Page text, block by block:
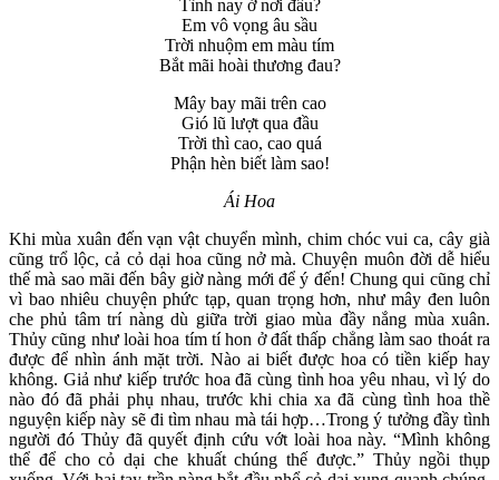
Tình nay ở nơi đâu?
Em vô vọng âu sầu
Trời nhuộm em màu tím
Bắt mãi hoài thương đau?
Mây bay mãi trên cao
Gió lũ lượt qua đầu
Trời thì cao, cao quá
Phận hèn biết làm sao!
Ái Hoa
Khi mùa xuân đến vạn vật chuyển mình, chim chóc vui ca, cây già
cũng trổ lộc, cả cỏ dại hoa cũng nở mà. Chuyện muôn đời dễ hiểu
thế mà sao mãi đến bây giờ nàng mới để ý đến! Chung qui cũng chỉ
vì bao nhiêu chuyện phức tạp, quan trọng hơn, như mây đen luôn
che phủ tâm trí nàng dù giữa trời giao mùa đầy nắng mùa xuân.
Thủy cũng như loài hoa tím tí hon ở đất thấp chẳng làm sao thoát ra
được để nhìn ánh mặt trời. Nào ai biết được hoa có tiền kiếp hay
không. Giả như kiếp trước hoa đã cùng tình hoa yêu nhau, vì lý do
nào đó đã phải phụ nhau, trước khi chia xa đã cùng tình hoa thề
nguyện kiếp này sẽ đi tìm nhau mà tái hợp…Trong ý tưởng đầy tình
người đó Thủy đã quyết định cứu vớt loài hoa này. “Mình không
thể để cho cỏ dại che khuất chúng thế được.” Thủy ngồi thụp